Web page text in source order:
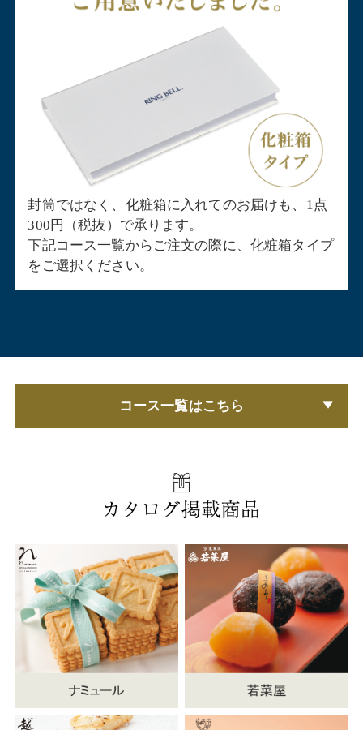
封筒ではなく、化粧箱に入れてのお届けも、1点
300円（税抜）で承ります。
下記コース一覧からご注文の際に、化粧箱タイプ
をご選択ください。
コース一覧はこちら